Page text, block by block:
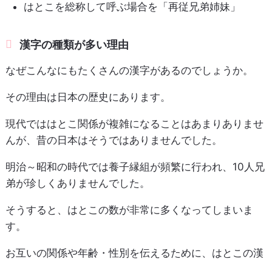
はとこを総称して呼ぶ場合を「再従兄弟姉妹」
漢字の種類が多い理由
なぜこんなにもたくさんの漢字があるのでしょうか。
その理由は日本の歴史にあります。
現代でははとこ関係が複雑になることはあまりありませ
んが、昔の日本はそうではありませんでした。
明治～昭和の時代では養子縁組が頻繁に行われ、10人兄
弟が珍しくありませんでした。
そうすると、はとこの数が非常に多くなってしまいま
す。
お互いの関係や年齢・性別を伝えるために、はとこの漢